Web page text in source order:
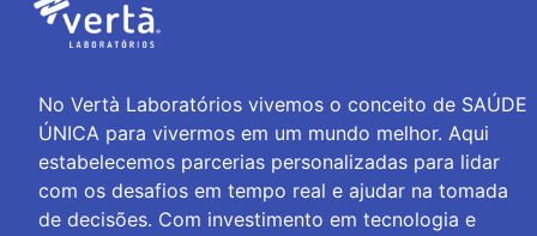
No Vertà Laboratórios vivemos o conceito de SAÚDE
ÚNICA para vivermos em um mundo melhor. Aqui
estabelecemos parcerias personalizadas para lidar
com os desafios em tempo real e ajudar na tomada
de decisões. Com investimento em tecnologia e